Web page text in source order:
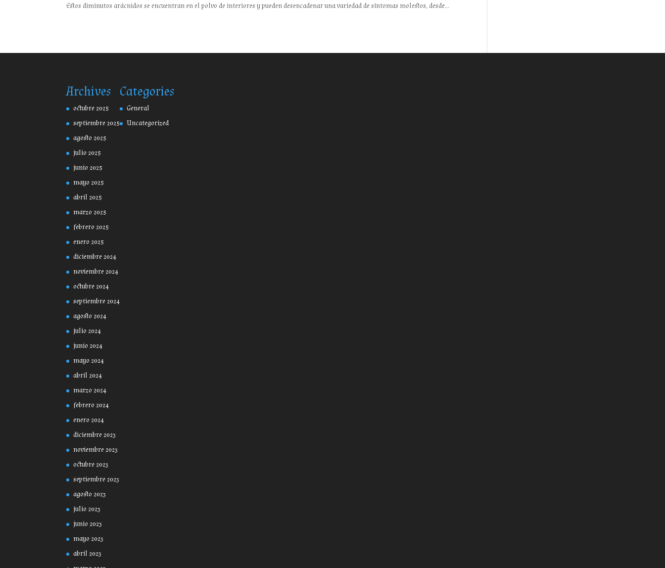
Estos diminutos arácnidos se encuentran en el polvo de interiores y pueden desencadenar una variedad de síntomas molestos, desde...
Archives
octubre 2025
septiembre 2025
agosto 2025
julio 2025
junio 2025
mayo 2025
abril 2025
marzo 2025
febrero 2025
enero 2025
diciembre 2024
noviembre 2024
octubre 2024
septiembre 2024
agosto 2024
julio 2024
junio 2024
mayo 2024
abril 2024
marzo 2024
febrero 2024
enero 2024
diciembre 2023
noviembre 2023
octubre 2023
septiembre 2023
agosto 2023
julio 2023
junio 2023
mayo 2023
abril 2023
Categories
General
Uncategorized